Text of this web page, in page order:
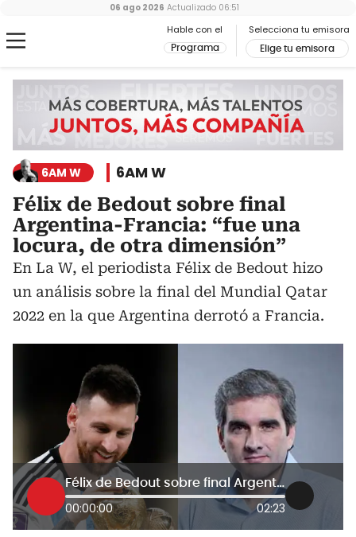
Hable con el
Programa
Selecciona tu emisora
Elige tu emisora
06 ago 2026 Actualizado 06:51
6AM W 6AM W
Félix de Bedout sobre final
Argentina-Francia: “fue una
locura, de otra dimensión”
En La W, el periodista Félix de Bedout hizo
un análisis sobre la final del Mundial Qatar
2022 en la que Argentina derrotó a Francia.
Félix de Bedout sobre final Argentina-Francia: “fue una locura, de otra dimensión”
00:00:00 02:23